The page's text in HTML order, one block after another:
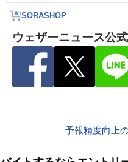
SORASHOP
ウェザーニュース公
予報精度向上